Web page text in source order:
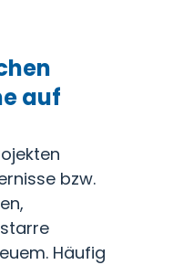
auf
bzw.
Häufig